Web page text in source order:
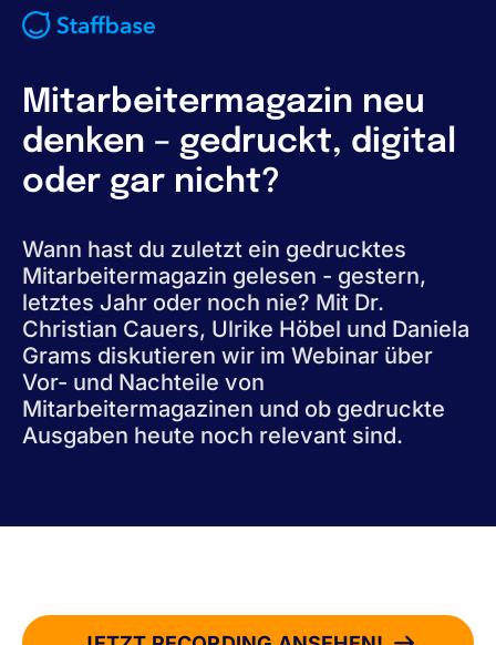
Mitarbeitermagazin neu
denken – gedruckt, digital
oder gar nicht?
Wann hast du zuletzt ein gedrucktes
Mitarbeitermagazin gelesen - gestern,
letztes Jahr oder noch nie? Mit Dr.
Christian Cauers, Ulrike Höbel und Daniela
Grams diskutieren wir im Webinar über
Vor- und Nachteile von
Mitarbeitermagazinen und ob gedruckte
Ausgaben heute noch relevant sind.